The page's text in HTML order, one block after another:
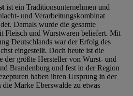
ist ein Traditionsunternehmen und
und Verarbeitungskombinat
Damals wurde die gesamte
Fleisch und Wurstwaren beliefert. Mit
Deutschlands war der Erfolg des
eingestellt. Doch heute ist die
der größte Hersteller von Wurst- und
Brandenburg und fest in der Region
haben ihren Ursprung in der
die Marke Eberswalde zu etwas